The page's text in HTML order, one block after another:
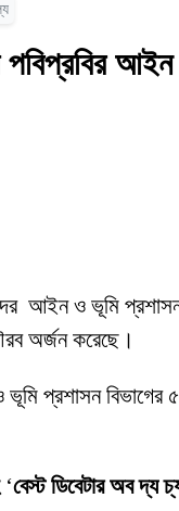
পবিপ্রবির
আইন ও ভূমি প্রশাসন
অর্জন করেছে।
প্রশাসন বিভাগের
‘বেস্ট ডিবেটার অব দ্য